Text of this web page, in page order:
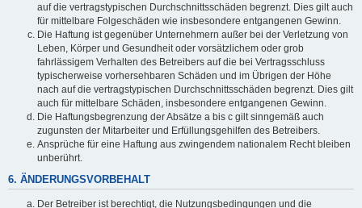
auf die vertragstypischen Durchschnittsschäden begrenzt. Dies gilt auch
für mittelbare Folgeschäden wie insbesondere entgangenen Gewinn.
Die Haftung ist gegenüber Unternehmern außer bei der Verletzung von
Leben, Körper und Gesundheit oder vorsätzlichem oder grob
fahrlässigem Verhalten des Betreibers auf die bei Vertragsschluss
typischerweise vorhersehbaren Schäden und im Übrigen der Höhe
nach auf die vertragstypischen Durchschnittsschäden begrenzt. Dies gilt
auch für mittelbare Schäden, insbesondere entgangenen Gewinn.
Die Haftungsbegrenzung der Absätze a bis c gilt sinngemäß auch
zugunsten der Mitarbeiter und Erfüllungsgehilfen des Betreibers.
Ansprüche für eine Haftung aus zwingendem nationalem Recht bleiben
unberührt.
6. ÄNDERUNGSVORBEHALT
Der Betreiber ist berechtigt, die Nutzungsbedingungen und die